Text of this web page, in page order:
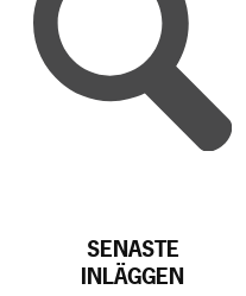
SENASTE
INLÄGGEN